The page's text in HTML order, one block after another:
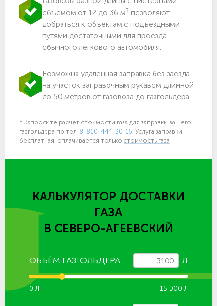
объемом от 12 до 36 м3 позволяют
добраться к объектам c подъездными
путями достаточными для проезда
обычного легкового автомобиля.
Возможна удалённая заправка без заезда
на участок заправочным рукавом длинной
до 50 метров от газовоза до газгольдера.
* Запросите расчёт стоимости газа для заправки вашего
газгольдера по тел. 8-800-444-30-16. Услуга заправки
бесплатная, оплачивается только стоимость газа
КАЛЬКУЛЯТОР ДОСТАВКИ
ГАЗА
В СЕВЕРО-АГЕЕВСКИЙ
ОБЪЁМ ГАЗГОЛЬДЕРА Л
0 Л 15 000 Л